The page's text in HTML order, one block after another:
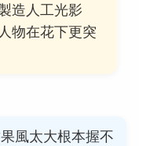
造人工光影
物在花下更突
風太大根本握不